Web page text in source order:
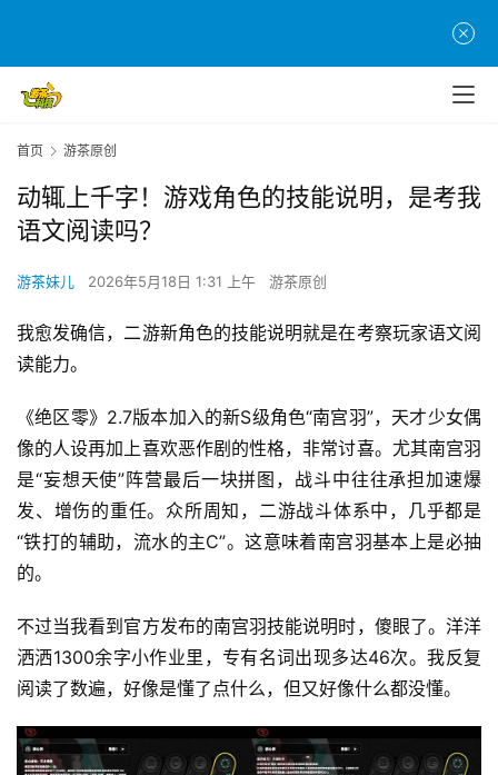
首页 游茶原创
动辄上千字！游戏角色的技能说明，是考我
语文阅读吗？
游茶妹儿 2026年5月18日 1:31 上午 游茶原创
我愈发确信，二游新角色的技能说明就是在考察玩家语文阅
读能力。
《绝区零》2.7版本加入的新S级角色“南宫羽”，天才少女偶
像的人设再加上喜欢恶作剧的性格，非常讨喜。尤其南宫羽
是“妄想天使”阵营最后一块拼图，战斗中往往承担加速爆
发、增伤的重任。众所周知，二游战斗体系中，几乎都是
“铁打的辅助，流水的主C”。这意味着南宫羽基本上是必抽
的。
不过当我看到官方发布的南宫羽技能说明时，傻眼了。洋洋
洒洒1300余字小作业里，专有名词出现多达46次。我反复
阅读了数遍，好像是懂了点什么，但又好像什么都没懂。